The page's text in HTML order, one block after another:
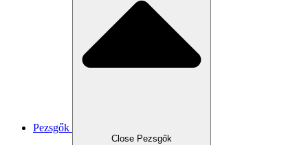
Pezsgők
Close Pezsgők